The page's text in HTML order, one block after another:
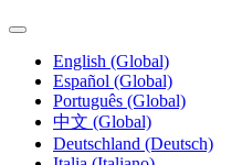
English (Global)
Español (Global)
Português (Global)
中文 (Global)
Deutschland (Deutsch)